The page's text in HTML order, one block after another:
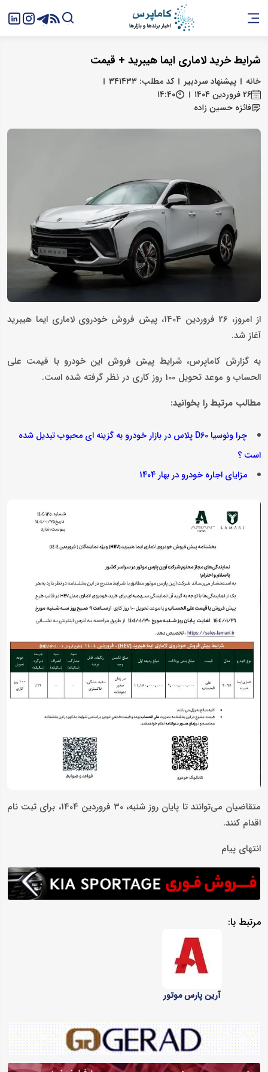
شرایط خرید لاماری ایما هیبرید + قیمت
خانه پیشنهاد سردبیر
کد مطلب: ۳۴۱۴۳۳
۲۶ فروردین ۱۴۰۴
۱۴:۴۰
فائزه حسین زاده
از امروز، 26 فروردین 1404، پیش فروش خودروی لاماری ایما هیبرید
آغاز شد.
به گزارش کاماپرس، شرایط پیش فروش این خودرو با قیمت علی
الحساب و موعد تحویل 100 روز کاری در نظر گرفته شده است.
مطالب مرتبط را بخوانید:
چرا ونوسیا D60 پلاس در بازار خودرو به گزینه ‌ای محبوب تبدیل شده
است ؟
مزایای اجاره خودرو در بهار 1404
متقاضیان می‌توانند تا پایان روز شنبه، 30 فروردین 1404، برای ثبت نام
اقدام کنند.
انتهای پیام
مرتبط با:
آرین پارس موتور